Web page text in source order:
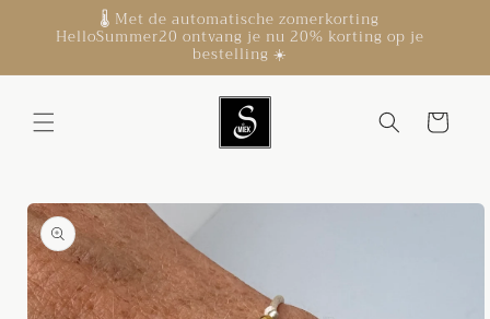
content
🌡️ Met de automatische zomerkorting
HelloSummer20 ontvang je nu 20% korting op je
bestelling ☀️
Winkelwagen
direct naar